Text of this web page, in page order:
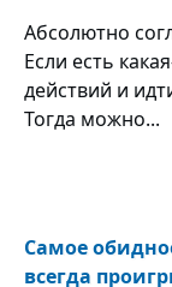
Абсолютно
Если есть
действий и
Тогда можно...
Самое
всегда